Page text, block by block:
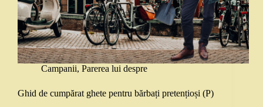
Campanii, Parerea lui despre
Ghid de cumpărat ghete pentru bărbați pretențioși (P)